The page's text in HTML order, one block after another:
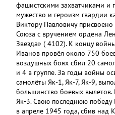
фашистскими захватчиками и
мужество и героизм гвардии
Виктору Павловичу присвоено
Союза с вручением ордена
Звезда» ( 4102). К концу
Иванов провёл около 750
воздушных боях сбил 20
и 4 в группе. За годы войны
самолёты Як-1, Як-7, Як-9,
большинство боевых
Як-3. Свою последнюю
в апреле 1945 года, сбив над